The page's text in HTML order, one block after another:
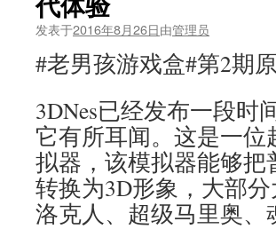
发表于2016年8月26日由管理员
#老男孩游戏盒#第2期
3DNes已经发布一段时
它有所耳闻。这是一位
拟器，该模拟器能够把
转换为3D形象，大部
洛克人、超级马里奥